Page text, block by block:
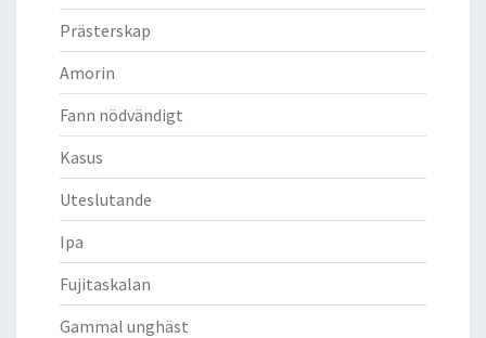
Prästerskap
Amorin
Fann nödvändigt
Kasus
Uteslutande
Ipa
Fujitaskalan
Gammal unghäst